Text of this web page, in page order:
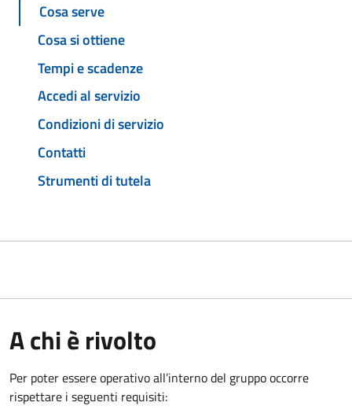
Cosa serve
Cosa si ottiene
Tempi e scadenze
Accedi al servizio
Condizioni di servizio
Contatti
Strumenti di tutela
A chi è rivolto
Per poter essere operativo all’interno del gruppo occorre
rispettare i seguenti requisiti: